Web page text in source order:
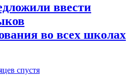
ввести
во всех школах
спустя